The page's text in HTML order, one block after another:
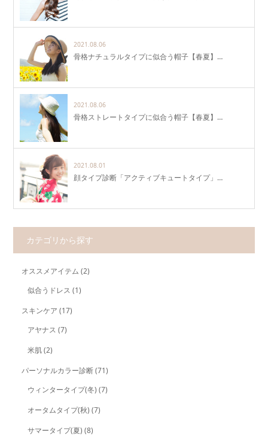
2021.08.06
骨格ナチュラルタイプに似合う帽子【春夏】…
2021.08.06
骨格ストレートタイプに似合う帽子【春夏】…
2021.08.01
顔タイプ診断「アクティブキュートタイプ」…
カテゴリから探す
オススメアイテム (2)
似合うドレス (1)
スキンケア (17)
アヤナス (7)
米肌(2)
パーソナルカラー診断(71)
ウィンタータイプ(冬) (7)
オータムタイプ(秋) (7)
サマータイプ(夏) (8)